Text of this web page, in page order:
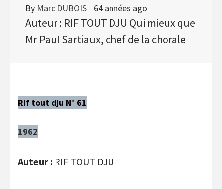
By Marc DUBOIS 64 années ago
Auteur : RIF TOUT DJU Qui mieux que
Mr PauI Sartiaux, chef de la chorale
Rif tout dju N° 61
1962
Auteur : RIF TOUT DJU